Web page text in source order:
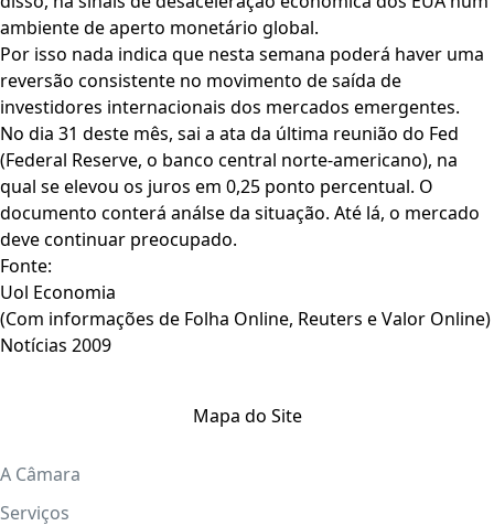
ambiente de aperto monetário global.
Por isso nada indica que nesta semana poderá haver uma
reversão consistente no movimento de saída de
investidores internacionais dos mercados emergentes.
No dia 31 deste mês, sai a ata da última reunião do Fed
(Federal Reserve, o banco central norte-americano), na
qual se elevou os juros em 0,25 ponto percentual. O
documento conterá análse da situação. Até lá, o mercado
deve continuar preocupado.
Fonte:
Uol Economia
(Com informações de Folha Online, Reuters e Valor Online)
Notícias 2009
Mapa do Site
A Câmara
Serviços